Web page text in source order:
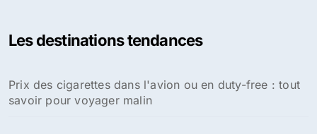
Les destinations tendances
Prix des cigarettes dans l'avion ou en duty-free : tout
savoir pour voyager malin